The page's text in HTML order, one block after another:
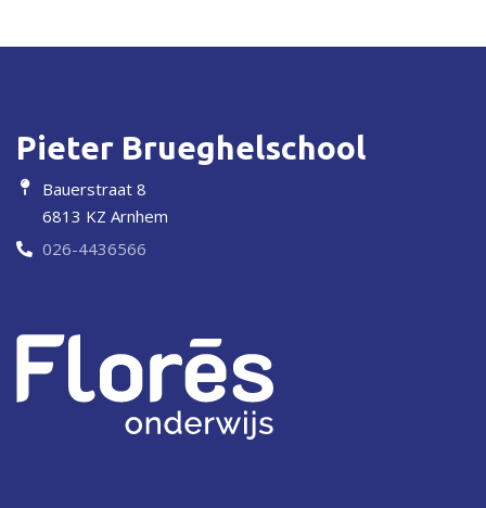
Pieter Brueghelschool
Bauerstraat 8
6813 KZ Arnhem
026-4436566